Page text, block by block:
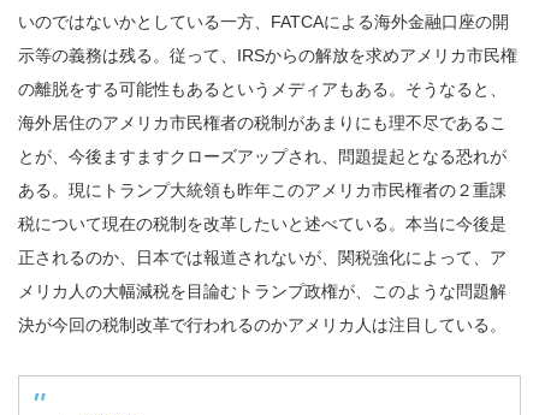
いのではないかとしている一方、FATCAによる海外金融口座の開
示等の義務は残る。従って、IRSからの解放を求めアメリカ市民権
の離脱をする可能性もあるというメディアもある。そうなると、
海外居住のアメリカ市民権者の税制があまりにも理不尽であるこ
とが、今後ますますクローズアップされ、問題提起となる恐れが
ある。現にトランプ大統領も昨年このアメリカ市民権者の２重課
税について現在の税制を改革したいと述べている。本当に今後是
正されるのか、日本では報道されないが、関税強化によって、ア
メリカ人の大幅減税を目論むトランプ政権が、このような問題解
決が今回の税制改革で行われるのかアメリカ人は注目している。